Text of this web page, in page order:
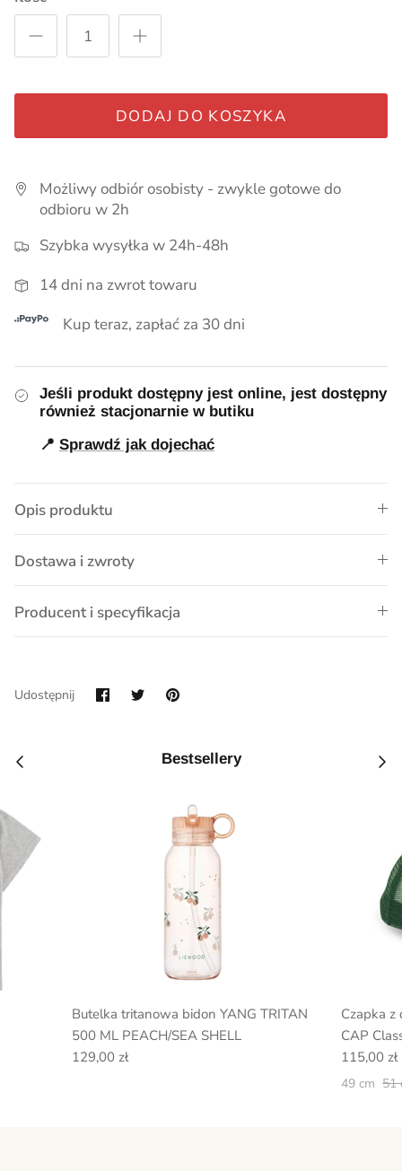
Pieluszki, kocyki
Smoczki, zawieszki, gryzaki
Ubrania dla chłopców
DODAJ DO KOSZYKA
Możliwy odbiór osobisty - zwykle gotowe do
odbioru w 2h
Szybka wysyłka w 24h-48h
14 dni na zwrot towaru
Kup teraz, zapłać za 30 dni
Jeśli produkt dostępny jest online, jest dostępny
również stacjonarnie w butiku
📍 Sprawdź jak dojechać
Opis produktu
Dostawa i zwroty
Producent i specyfikacja
Udostępnij Udostępnij
na
Przypnij
Bestsellery
Butelka tritanowa bidon YANG TRITAN
500 ML PEACH/SEA SHELL
129,00 zł
Czapka z
CAP
115,00 zł
49 cm 51